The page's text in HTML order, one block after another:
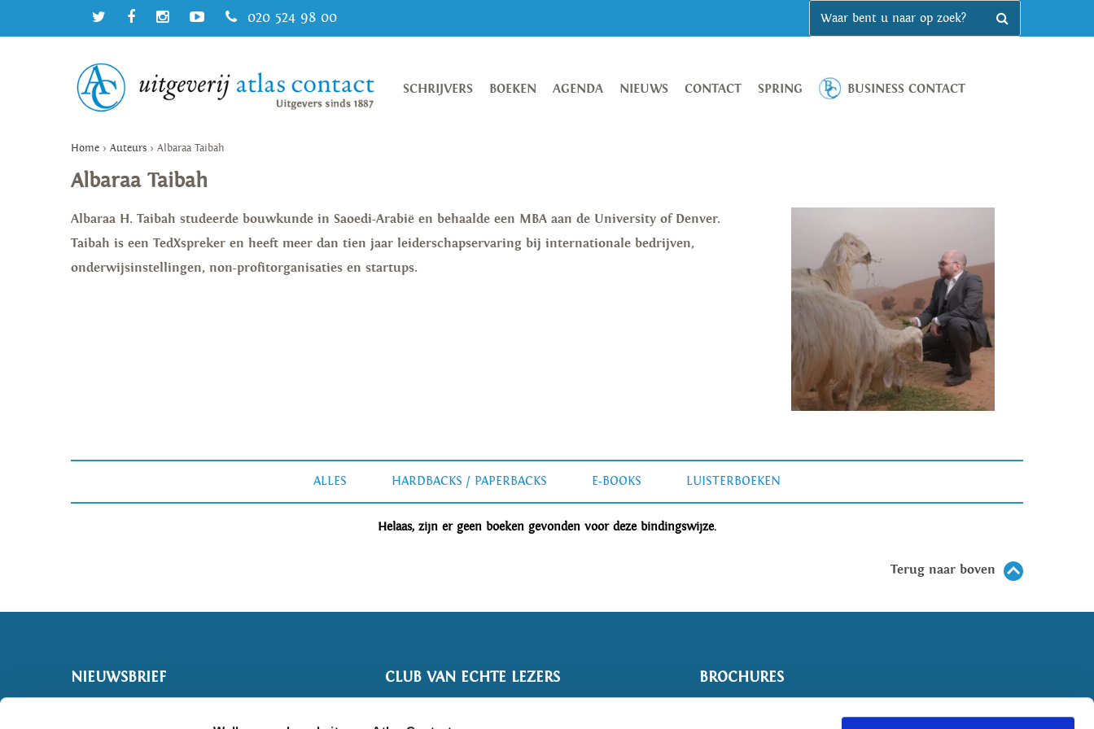
020 524 98 00
SCHRIJVERS BOEKEN AGENDA NIEUWS CONTACT SPRING BUSINESS CONTACT
Home > Auteurs > Albaraa Taibah
Albaraa Taibah
Albaraa H. Taibah studeerde bouwkunde in Saoedi-Arabië en behaalde een MBA aan de University of Denver.
Taibah is een TedXspreker en heeft meer dan tien jaar leiderschapservaring bij internationale bedrijven,
onderwijsinstellingen, non-profitorganisaties en startups.
ALLES HARDBACKS / PAPERBACKS E-BOOKS LUISTERBOEKEN
Helaas, zijn er geen boeken gevonden voor deze bindingswijze.
Terug naar boven
NIEUWSBRIEF CLUB VAN ECHTE LEZERS BROCHURES